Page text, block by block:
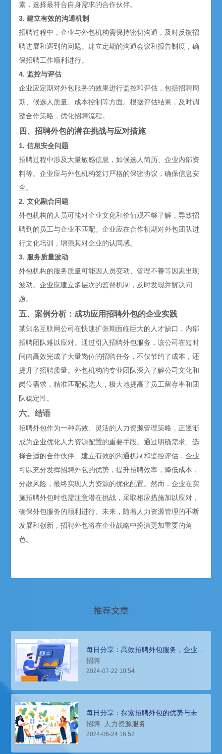
素，选择最符合自身需求的合作伙伴。
3. 建立有效的沟通机制
招聘过程中，企业与外包机构需保持密切沟通，及时反馈招
聘进展和遇到的问题。建立定期的沟通会议和报告制度，确
保招聘工作顺利进行。
4. 监控与评估
企业应定期对外包服务的效果进行监控和评估，包括招聘周
期、候选人质量、成本控制等方面。根据评估结果，及时调
整合作策略，优化招聘流程。
四、招聘外包的潜在挑战与应对措施
1. 信息安全问题
招聘过程中涉及大量敏感信息，如候选人简历、企业内部资
料等。企业应与外包机构签订严格的保密协议，确保信息安
全。
2. 文化融合问题
外包机构的人员可能对企业文化和价值观不够了解，导致招
聘到的员工与企业不匹配。企业应在合作初期对外包团队进
行文化培训，增强其对企业的认同感。
3. 服务质量波动
外包机构的服务质量可能因人员变动、管理不善等因素出现
波动。企业应建立多层次的监督机制，及时发现并解决问
题。
五、案例分析：成功应用招聘外包的企业实践
某知名互联网公司在快速扩张期面临巨大的人才缺口，内部
招聘团队难以应对。通过引入招聘外包服务，该公司在短时
间内高效完成了大量岗位的招聘任务，不仅节约了成本，还
提升了招聘质量。外包机构的专业团队深入了解公司文化和
岗位需求，精准匹配候选人，极大地提高了员工留存率和团
队稳定性。
六、结语
招聘外包作为一种高效、灵活的人力资源管理策略，正逐渐
成为企业优化人力资源配置的重要手段。通过明确需求、选
择合适的合作伙伴、建立有效的沟通机制和监控评估，企业
可以充分发挥招聘外包的优势，提升招聘效率，降低成本，
分散风险，最终实现人力资源的优化配置。然而，企业在实
施招聘外包时也需注意潜在挑战，采取相应措施加以应对，
确保外包服务的顺利进行。未来，随着人力资源管理的不断
发展和创新，招聘外包将在企业战略中扮演更加重要的角
色。
推荐文章
每日分享：高效招聘外包服务，企业人
才缺口快速填补
招聘
2024-07-22 10:54
每日分享：探索招聘外包的优势与未来
趋势
招聘 人力资源服务
2024-06-24 16:52